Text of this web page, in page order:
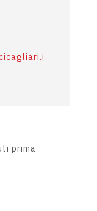
prima